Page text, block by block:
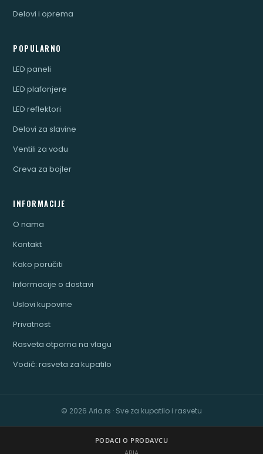
Delovi i oprema
POPULARNO
LED paneli
LED plafonjere
LED reflektori
Delovi za slavine
Ventili za vodu
Creva za bojler
INFORMACIJE
O nama
Kontakt
Kako poručiti
Informacije o dostavi
Uslovi kupovine
Privatnost
Rasveta otporna na vlagu
Vodič: rasveta za kupatilo
© 2026 Aria.rs · Sve za kupatilo i rasvetu
PODACI O PRODAVCU